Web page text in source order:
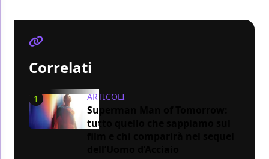
Correlati
1 ARTICOLI
Superman Man of Tomorrow:
tutto quello che sappiamo sul